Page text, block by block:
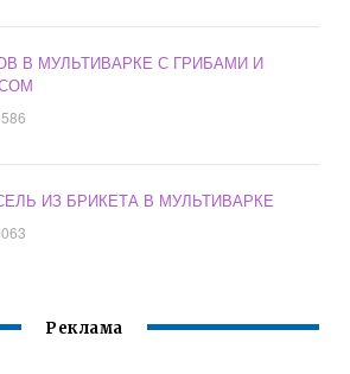
В МУЛЬТИВАРКЕ С ГРИБАМИ И
ИЗ БРИКЕТА В МУЛЬТИВАРКЕ
Реклама